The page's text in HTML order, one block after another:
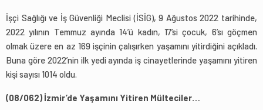
İşçi Sağlığı ve İş Güvenliği Meclisi (İSİG), 9 Ağustos 2022 tarihinde,
2022 yılının Temmuz ayında 14’ü kadın, 17’si çocuk, 6’sı göçmen
olmak üzere en az 169 işçinin çalışırken yaşamını yitirdiğini açıkladı.
Buna göre 2022’nin ilk yedi ayında iş cinayetlerinde yaşamını yitiren
kişi sayısı 1014 oldu.
(08/062) İzmir’de Yaşamını Yitiren Mülteciler…